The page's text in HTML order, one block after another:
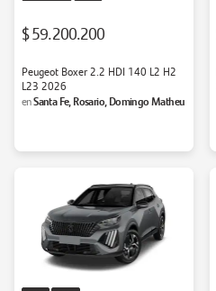
$ 59.200.200
Peugeot Boxer 2.2 HDI 140 L2 H2
L23 2026
enSanta Fe, Rosario, Domingo Matheu